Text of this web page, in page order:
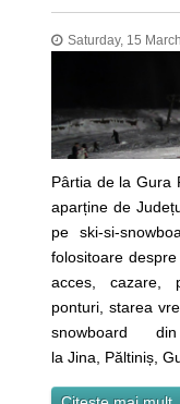
Saturday, 15
Pârtia de la Gura
aparține de
pe ski-si-
folositoare
acces, cazare,
ponturi, starea
snowboard
la Jina, Păltiniș,